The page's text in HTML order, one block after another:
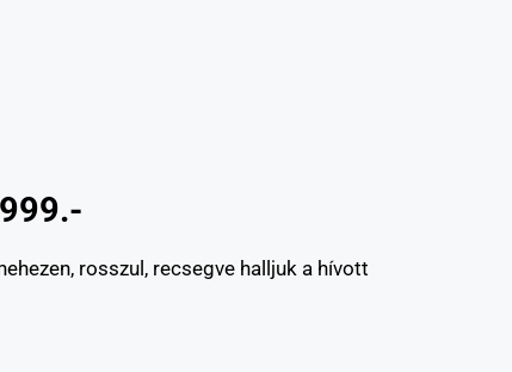
rosszul, recsegve halljuk a hívott